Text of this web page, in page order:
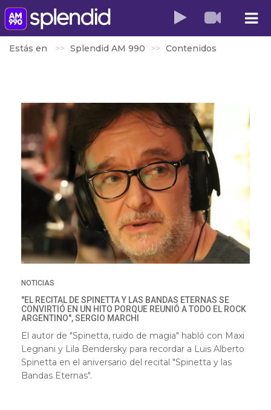
Estás en Splendid AM 990 Contenidos
NOTICIAS
"EL RECITAL DE SPINETTA Y LAS BANDAS ETERNAS SE
CONVIRTIÓ EN UN HITO PORQUE REUNIÓ A TODO EL ROCK
ARGENTINO", SERGIO MARCHI
El autor de "Spinetta, ruido de magia" habló con Maxi
Legnani y Lila Bendersky para recordar a Luis Alberto
Spinetta en el aniversario del recital "Spinetta y las
Bandas Eternas".